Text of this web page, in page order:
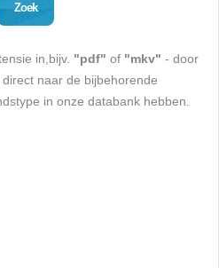
Zoek
in,bijv. "pdf" of "mkv" - door
naar de bijbehorende
in onze databank hebben.